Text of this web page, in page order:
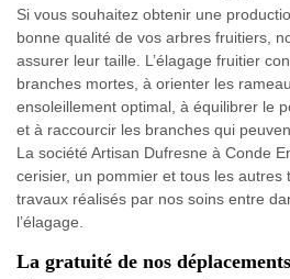
Si vous souhaitez obtenir une
bonne qualité de vos arbres fruitiers,
assurer leur taille. L’élagage fruitier
branches mortes, à orienter les
ensoleillement optimal, à équilibrer le
et à raccourcir les branches qui
La société Artisan Dufresne à Conde
cerisier, un pommier et tous les autres
travaux réalisés par nos soins entre
l’élagage.
La gratuité de nos déplacements